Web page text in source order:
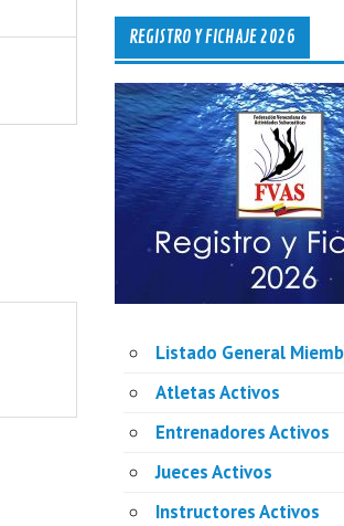
REGISTRO Y FICHAJE 2026
Listado General
Atletas Activos
Entrenadores Activos
Jueces Activos
Instructores Activos